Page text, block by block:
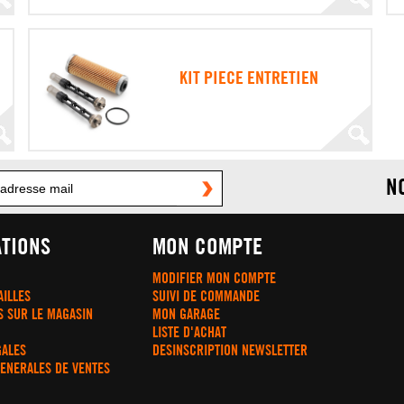
KIT PIECE ENTRETIEN
SUR LE MAGASIN
DE VENTES
MON COMPTE
MODIFIER MON COMPTE
SUIVI DE COMMANDE
MON GARAGE
LISTE D'ACHAT
DESINSCRIPTION NEWSLETTER